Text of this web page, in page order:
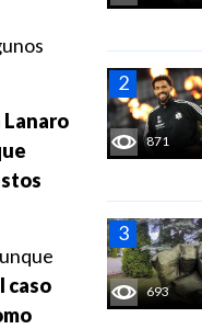
871
693
Lanaro
caso